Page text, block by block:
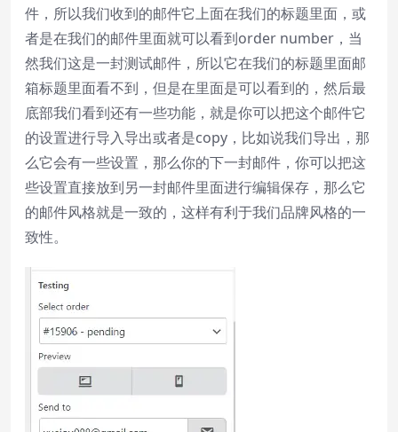
件，所以我们收到的邮件它上面在我们的标题里面，或
者是在我们的邮件里面就可以看到order number，当
然我们这是一封测试邮件，所以它在我们的标题里面邮
箱标题里面看不到，但是在里面是可以看到的，然后最
底部我们看到还有一些功能，就是你可以把这个邮件它
的设置进行导入导出或者是copy，比如说我们导出，那
么它会有一些设置，那么你的下一封邮件，你可以把这
些设置直接放到另一封邮件里面进行编辑保存，那么它
的邮件风格就是一致的，这样有利于我们品牌风格的一
致性。